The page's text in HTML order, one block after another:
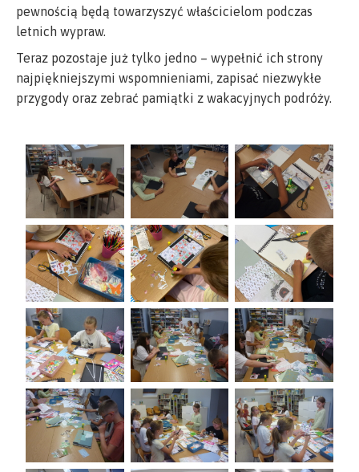
pewnością będą towarzyszyć właścicielom podczas
letnich wypraw.
Teraz pozostaje już tylko jedno – wypełnić ich strony
najpiękniejszymi wspomnieniami, zapisać niezwykłe
przygody oraz zebrać pamiątki z wakacyjnych podróży.